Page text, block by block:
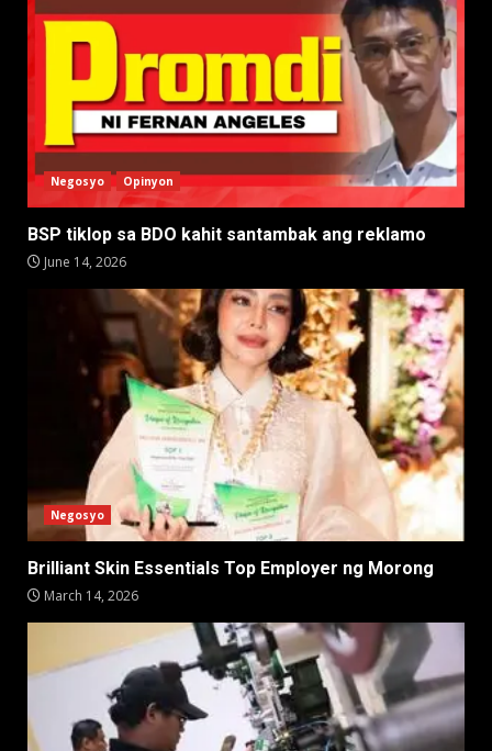
Negosyo Opinyon
BSP tiklop sa BDO kahit santambak ang reklamo
June 14, 2026
Negosyo
Brilliant Skin Essentials Top Employer ng Morong
March 14, 2026